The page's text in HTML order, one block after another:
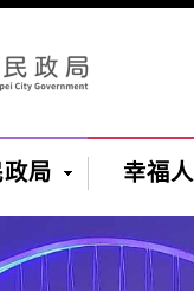
政局 幸福